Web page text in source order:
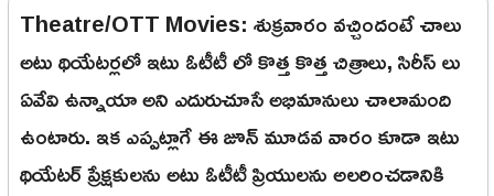
Theatre/OTT Movies: శుక్రవారం వచ్చిందంటే చాలు
అటు థియేటర్లలో ఇటు ఓటీటీ లో కొత్త కొత్త చిత్రాలు, సిరీస్ లు
ఏవేవి ఉన్నాయా అని ఎదురుచూసే అభిమానులు చాలామంది
ఉంటారు. ఇక ఎప్పట్లాగే ఈ జూన్ మూడవ వారం కూడా ఇటు
థియేటర్ ప్రేక్షకులను అటు ఓటీటీ ప్రియులను అలరించడానికి